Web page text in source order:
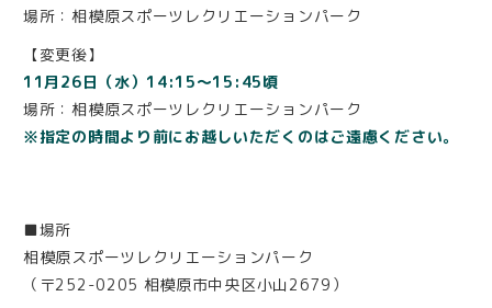
場所：相模原スポーツレクリエーションパーク
【変更後】
11月26日（水）14:15～15:45頃
場所：相模原スポーツレクリエーションパーク
※指定の時間より前にお越しいただくのはご遠慮ください。
■場所
相模原スポーツレクリエーションパーク
（〒252-0205 相模原市中央区小山2679）